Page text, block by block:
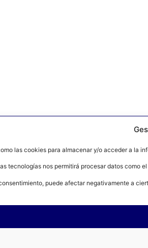
las cookies para almacenar y/o acceder a la
tecnologías nos permitirá procesar datos
puede afectar negativamente a